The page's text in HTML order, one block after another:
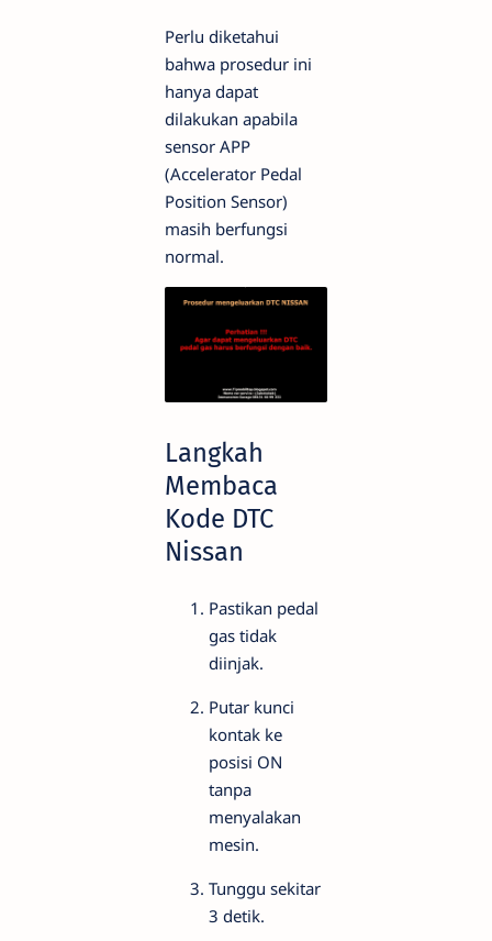
Perlu diketahui
bahwa prosedur ini
hanya dapat
dilakukan apabila
sensor APP
(Accelerator Pedal
Position Sensor)
masih berfungsi
normal.
Langkah
Membaca
Kode DTC
Nissan
Pastikan pedal
gas tidak
diinjak.
Putar kunci
kontak ke
posisi ON
tanpa
menyalakan
mesin.
Tunggu sekitar
3 detik.